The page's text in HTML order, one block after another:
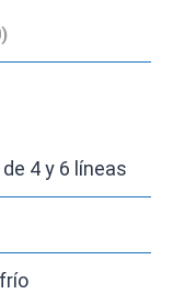
4 y 6 líneas